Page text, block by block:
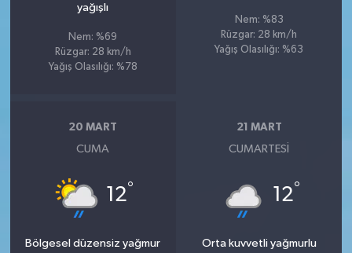
yağışlı
Nem: %69
Rüzgar: 28 km/h
Yağış Olasılığı: %78
Nem: %83
Rüzgar: 28 km/h
Yağış Olasılığı: %63
20 MART
CUMA
12°
Bölgesel düzensiz yağmur
21 MART
CUMARTESI
12°
Orta kuvvetli yağmurlu